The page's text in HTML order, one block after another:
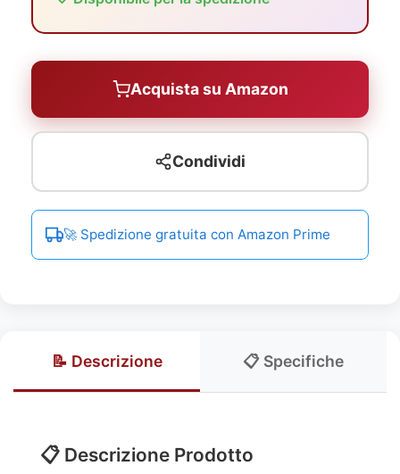
Acquista su Amazon
Condividi
🚀 Spedizione gratuita con Amazon Prime
📝 Descrizione 📋 Specifiche
📋 Descrizione Prodotto